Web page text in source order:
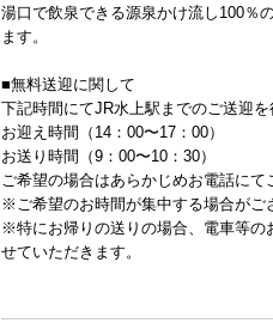
湯口で飲泉できる源泉かけ流し100％
ます。
■無料送迎に関して
下記時間にてJR水上駅までのご送迎を
お迎え時間（14：00〜17：00）
お送り時間（9：00〜10：30）
ご希望の場合はあらかじめお電話にて
※ご希望のお時間が集中する場合がご
※特にお帰りの送りの場合、電車等の
せていただきます。